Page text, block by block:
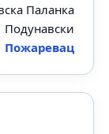
Паланка
Подунавски
Пожаревац